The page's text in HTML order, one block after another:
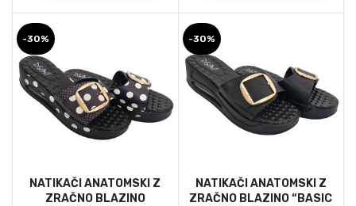
-30%
NATIKAČI ANATOMSKI Z
ZRAČNO BLAZINO
-30%
NATIKAČI ANATOMSKI Z
ZRAČNO BLAZINO “BASIC